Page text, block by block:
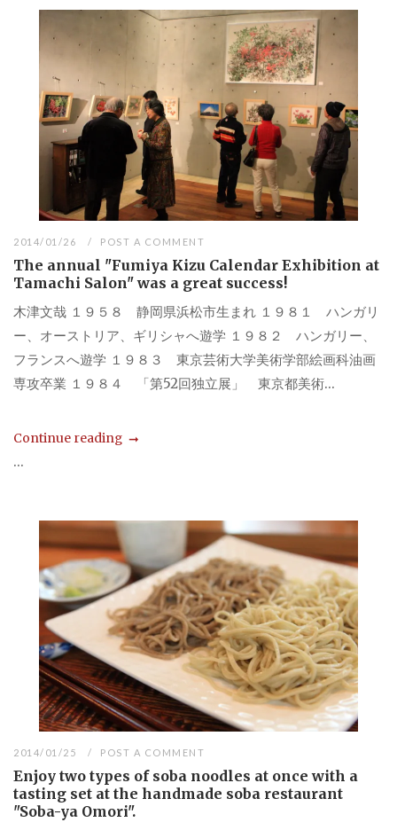
2014/01/26 POST A COMMENT
The annual "Fumiya Kizu Calendar Exhibition at
Tamachi Salon" was a great success!
木津文哉 １９５８ 静岡県浜松市生まれ １９８１ ハンガリ
ー、オーストリア、ギリシャへ遊学 １９８２ ハンガリー、
フランスへ遊学 １９８３ 東京芸術大学美術学部絵画科油画
専攻卒業 １９８４ 「第52回独立展」 東京都美術...
Continue reading
...
2014/01/25 POST A COMMENT
Enjoy two types of soba noodles at once with a
tasting set at the handmade soba restaurant
"Soba-ya Omori".